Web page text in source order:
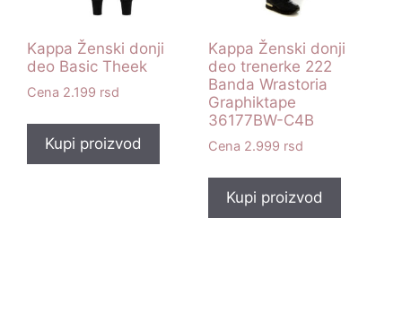
Kappa Ženski donji
deo Basic Theek
2.199 rsd
Kupi proizvod
Kappa Ženski donji
deo trenerke 222
Banda Wrastoria
Graphiktape
36177BW-C4B
2.999 rsd
Kupi proizvod